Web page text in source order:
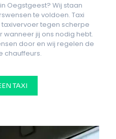
Oegstgeest? Wij staan
te voldoen. Taxi
tegen scherpe
wanneer jij ons nodig hebt.
door en wij regelen de
chauffeurs.
TAXI